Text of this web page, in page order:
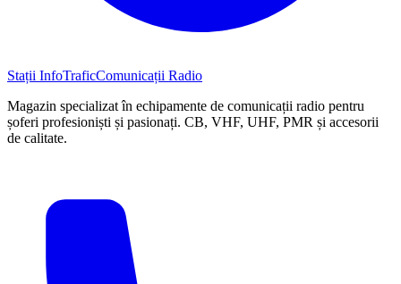
Stații InfoTraficComunicații Radio
Magazin specializat în echipamente de comunicații radio pentru
șoferi profesioniști și pasionați. CB, VHF, UHF, PMR și accesorii
de calitate.